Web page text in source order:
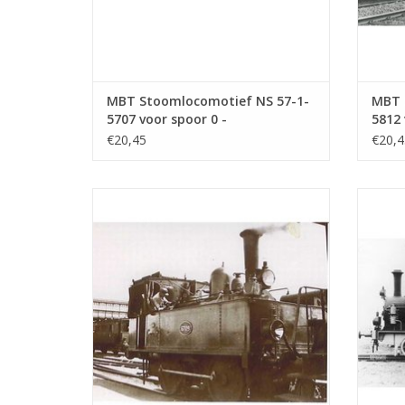
MBT Stoomlocomotief NS 57-1-
5707 voor spoor 0 -
Bouwtekening Schaal 1 : 40
€20,45
TOEVOEGEN AAN WINKELWAGEN